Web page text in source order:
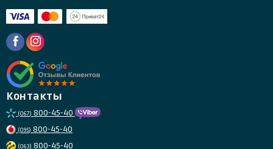
Контакты
(067) 800-45-40
(095) 800-45-40
(063) 800-45-40